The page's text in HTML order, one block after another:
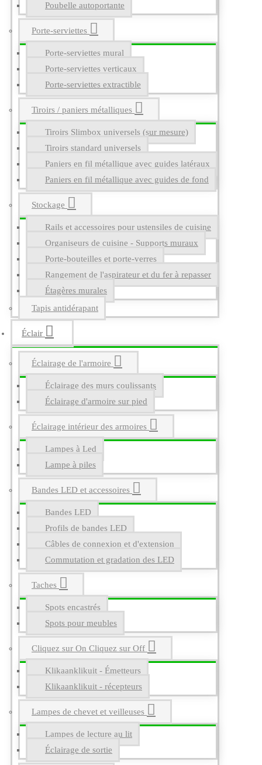
Poubelle autoportante
Porte-serviettes
Porte-serviettes mural
Porte-serviettes verticaux
Porte-serviettes extractible
Tiroirs / paniers métalliques
Tiroirs Slimbox universels (sur mesure)
Tiroirs standard universels
Paniers en fil métallique avec guides latéraux
Paniers en fil métallique avec guides de fond
Stockage
Rails et accessoires pour ustensiles de cuisine
Organiseurs de cuisine - Supports muraux
Porte-bouteilles et porte-verres
Rangement de l'aspirateur et du fer à repasser
Étagères murales
Tapis antidérapant
Éclair
Éclairage de l'armoire
Éclairage des murs coulissants
Éclairage d'armoire sur pied
Éclairage intérieur des armoires
Lampes à Led
Lampe à piles
Bandes LED et accessoires
Bandes LED
Profils de bandes LED
Câbles de connexion et d'extension
Commutation et gradation des LED
Taches
Spots encastrés
Spots pour meubles
Cliquez sur On Cliquez sur Off
Klikaanklikuit - Émetteurs
Klikaanklikuit - récepteurs
Lampes de chevet et veilleuses
Lampes de lecture au lit
Éclairage de sortie